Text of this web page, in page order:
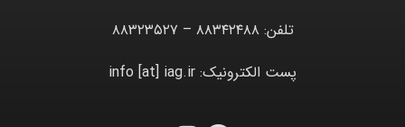
تلفن: ۸۸۳۴۲۴۸۸ – ۸۸۳۲۳۵۲۷
پست الکترونیک: info [at] iag.ir